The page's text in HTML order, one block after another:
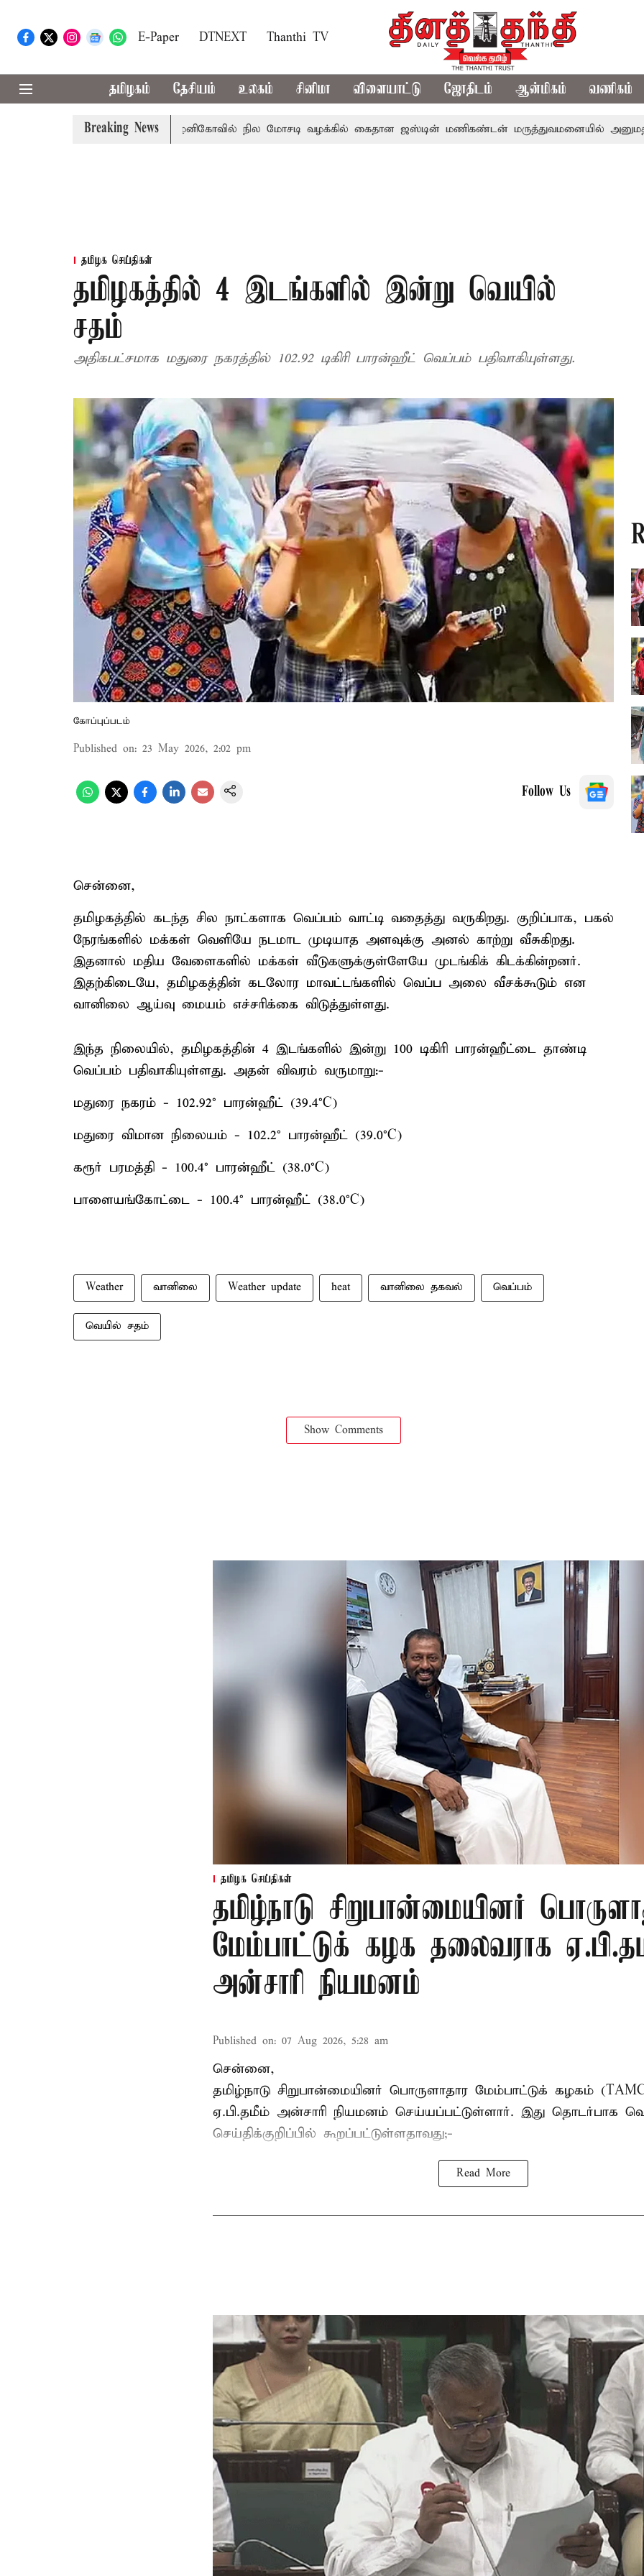
E-Paper DTNEXT Thanthi TV
தமிழகம் தேசியம் உலகம் சினிமா விளையாட்டு ஜோதிடம் ஆன்மிகம் வணிகம்
Breaking News
என அறிவிப்பு பழனிகோவில் நில மோசடி வழக்கில் கைதான ஜஸ்டின் மணிகண்டன் மருத்துவமனையில் அனுமதி
தமிழக செய்திகள்
தமிழகத்தில் 4 இடங்களில் இன்று வெயில்
சதம்
அதிகபட்சமாக மதுரை நகரத்தில் 102.92 டிகிரி பாரன்ஹீட் வெப்பம் பதிவாகியுள்ளது.
கோப்புப்படம்
Published on: 23 May 2026, 2:02 pm
Follow Us
சென்னை,
தமிழகத்தில் கடந்த சில நாட்களாக வெப்பம் வாட்டி வதைத்து வருகிறது. குறிப்பாக, பகல்
நேரங்களில் மக்கள் வெளியே நடமாட முடியாத அளவுக்கு அனல் காற்று வீசுகிறது.
இதனால் மதிய வேளைகளில் மக்கள் வீடுகளுக்குள்ளேயே முடங்கிக் கிடக்கின்றனர்.
இதற்கிடையே, தமிழகத்தின் கடலோர மாவட்டங்களில் வெப்ப அலை வீசக்கூடும் என
வானிலை ஆய்வு மையம் எச்சரிக்கை விடுத்துள்ளது.
இந்த நிலையில், தமிழகத்தின் 4 இடங்களில் இன்று 100 டிகிரி பாரன்ஹீட்டை தாண்டி
வெப்பம் பதிவாகியுள்ளது. அதன் விவரம் வருமாறு:-
மதுரை நகரம் - 102.92° பாரன்ஹீட் (39.4°C)
மதுரை விமான நிலையம் - 102.2° பாரன்ஹீட் (39.0°C)
கரூர் பரமத்தி - 100.4° பாரன்ஹீட் (38.0°C)
பாளையங்கோட்டை - 100.4° பாரன்ஹீட் (38.0°C)
Weather வானிலை Weather update heat வானிலை தகவல் வெப்பம்
வெயில் சதம்
Show Comments
தமிழக செய்திகள்
தமிழ்நாடு சிறுபான்மையினர்
மேம்பாட்டுக் கழக தலைவராக
அன்சாரி நியமனம்
Published on: 07 Aug 2026, 5:28 am
சென்னை,
தமிழ்நாடு சிறுபான்மையினர் பொருளாதார மேம்பாட்டுக் கழகம்
ஏ.பி.தமீம் அன்சாரி நியமனம் செய்யப்பட்டுள்ளார். இது தொடர்பாக
செய்திக்குறிப்பில் கூறப்பட்டுள்ளதாவது;-
Read More